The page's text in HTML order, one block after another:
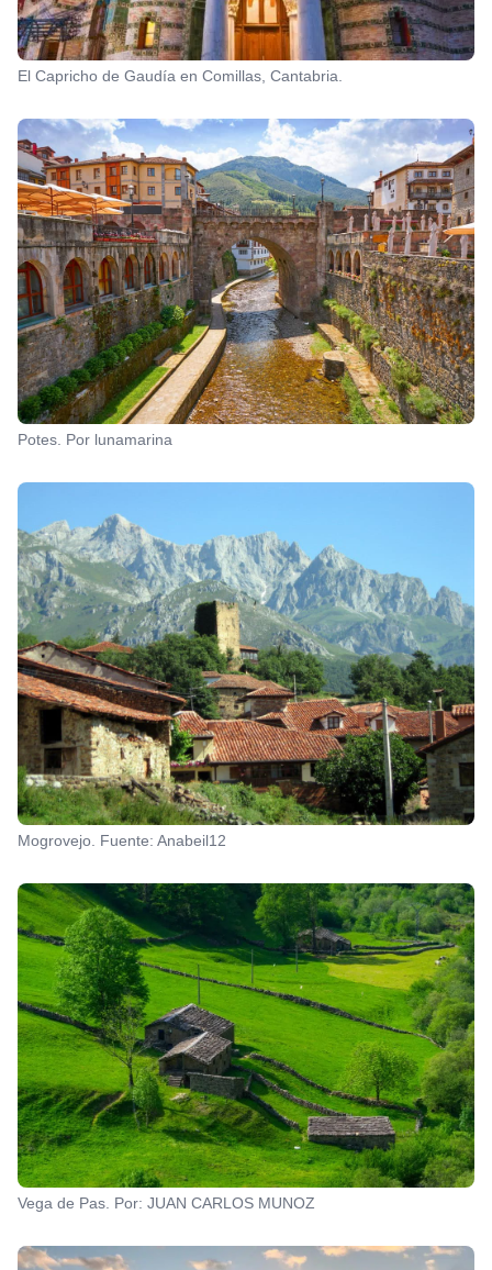
El Capricho de Gaudía en Comillas, Cantabria.
Potes. Por lunamarina
Mogrovejo. Fuente: Anabeil12
Vega de Pas. Por: JUAN CARLOS MUNOZ